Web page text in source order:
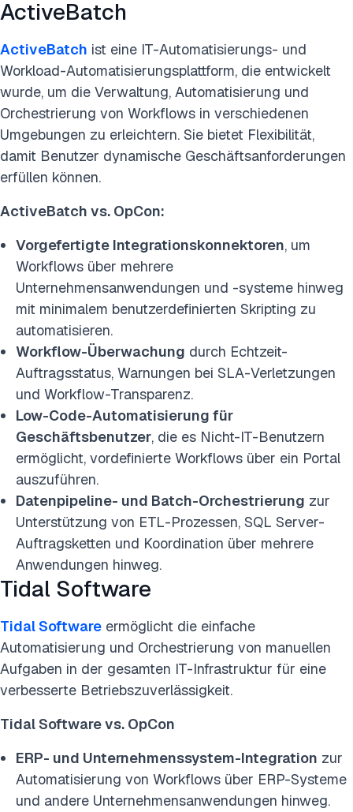
ActiveBatch
ActiveBatch ist eine IT-Automatisierungs- und
Workload-Automatisierungsplattform, die entwickelt
wurde, um die Verwaltung, Automatisierung und
Orchestrierung von Workflows in verschiedenen
Umgebungen zu erleichtern. Sie bietet Flexibilität,
damit Benutzer dynamische Geschäftsanforderungen
erfüllen können.
ActiveBatch vs. OpCon:
Vorgefertigte Integrationskonnektoren, um
Workflows über mehrere
Unternehmensanwendungen und -systeme hinweg
mit minimalem benutzerdefinierten Skripting zu
automatisieren.
Workflow-Überwachung durch Echtzeit-
Auftragsstatus, Warnungen bei SLA-Verletzungen
und Workflow-Transparenz.
Low-Code-Automatisierung für
Geschäftsbenutzer, die es Nicht-IT-Benutzern
ermöglicht, vordefinierte Workflows über ein Portal
auszuführen.
Datenpipeline- und Batch-Orchestrierung zur
Unterstützung von ETL-Prozessen, SQL Server-
Auftragsketten und Koordination über mehrere
Anwendungen hinweg.
Tidal Software
Tidal Software ermöglicht die einfache
Automatisierung und Orchestrierung von manuellen
Aufgaben in der gesamten IT-Infrastruktur für eine
verbesserte Betriebszuverlässigkeit.
Tidal Software vs. OpCon
ERP- und Unternehmenssystem-Integration zur
Automatisierung von Workflows über ERP-Systeme
und andere Unternehmensanwendungen hinweg.